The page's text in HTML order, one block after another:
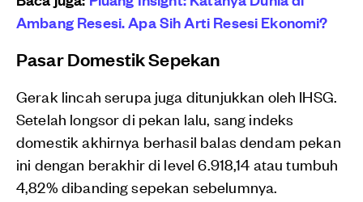
Ambang Resesi. Apa Sih Arti Resesi Ekonomi?
Pasar Domestik Sepekan
Gerak lincah serupa juga ditunjukkan oleh IHSG.
Setelah longsor di pekan lalu, sang indeks
domestik akhirnya berhasil balas dendam pekan
ini dengan berakhir di level 6.918,14 atau tumbuh
4,82% dibanding sepekan sebelumnya.